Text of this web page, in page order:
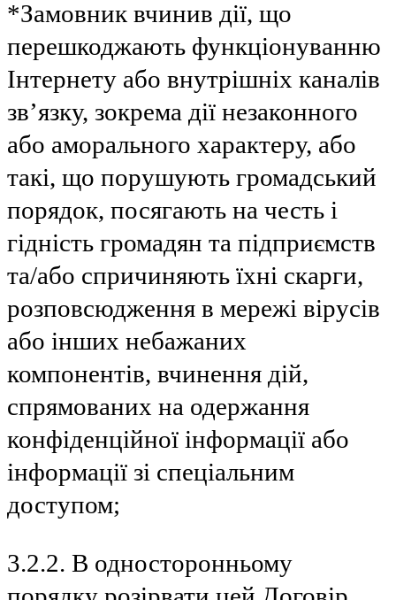
*Замовник вчинив дії, що
перешкоджають функціонуванню
Інтернету або внутрішніх каналів
зв’язку, зокрема дії незаконного
або аморального характеру, або
такі, що порушують громадський
порядок, посягають на честь і
гідність громадян та підприємств
та/або спричиняють їхні скарги,
розповсюдження в мережі вірусів
або інших небажаних
компонентів, вчинення дій,
спрямованих на одержання
конфіденційної інформації або
інформації зі спеціальним
доступом;
3.2.2. В односторонньому